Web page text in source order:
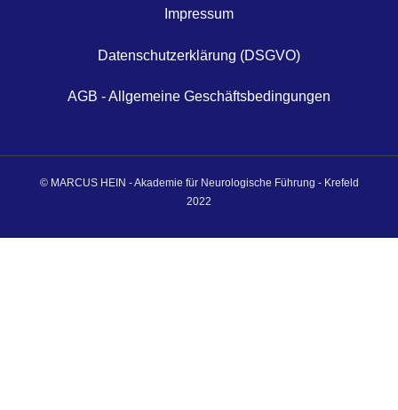
Impressum
Datenschutzerklärung (DSGVO)
AGB - Allgemeine Geschäftsbedingungen
© MARCUS HEIN - Akademie für Neurologische Führung - Krefeld
2022